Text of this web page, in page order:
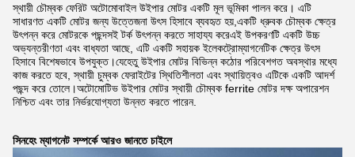
স্থায়ী চৌম্বক ফেরিট অটোমোবাইল উইপার মোটর একটি মূল ভূমিকা পালন করে। এটি
সাধারণত একটি মোটর জন্য উত্তেজনা উৎস হিসাবে ব্যবহৃত হয়,একটি ধ্রুবক চৌম্বক ক্ষেত্র
উৎপন্ন করে মোটরকে পছন্দসই টর্ক উৎপন্ন করতে সাহায্য করেএই উপকরণটি একটি উচ্চ
অভ্যন্তরীণতা এবং বাধ্যতা আছে, এটি একটি সহায়ক ইলেকট্রোম্যাগনেটিক ক্ষেত্র উৎস
হিসাবে বিশেষভাবে উপযুক্ত।যেহেতু উইপার মোটর বিভিন্ন কঠোর পরিবেশগত অবস্থার মধ্যে
কাজ করতে হবে, স্থায়ী চুম্বক ফেরাইটের স্থিতিশীলতা এবং স্থায়িত্বও এটিকে একটি আদর্শ
পছন্দ করে তোলে।অটোমোটিভ উইপার মোটর স্থায়ী চৌম্বক ferrite মোটর দক্ষ অপারেশন
নিশ্চিত এবং তার নির্ভরযোগ্যতা উন্নত করতে পারেন.
সিনহেং ম্যাগনেট সম্পর্কে আরও জানতে চাইলে